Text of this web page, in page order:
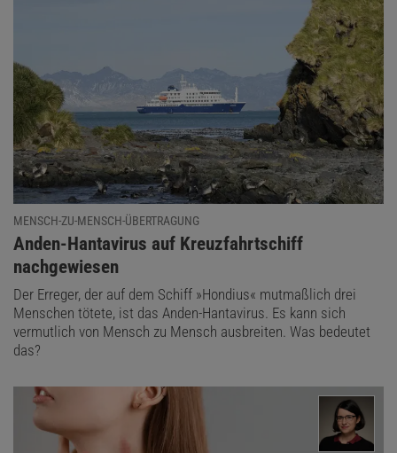
MENSCH-ZU-MENSCH-ÜBERTRAGUNG
:
Anden-Hantavirus auf Kreuzfahrtschiff
nachgewiesen
Der Erreger, der auf dem Schiff »Hondius« mutmaßlich drei
Menschen tötete, ist das Anden-Hantavirus. Es kann sich
vermutlich von Mensch zu Mensch ausbreiten. Was bedeutet
das?